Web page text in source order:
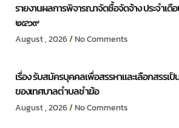
รายงานผลการพิจารณาจัดซื้อจัดจ้าง ประจำเดื
๒๕๖๙
August , 2026 No Comments
เรื่อง รับสมัครบุคคลเพื่อสรรหาและเลือกสรรเ
ของเทศบาลตำบลชำฆ้อ
August , 2026 No Comments